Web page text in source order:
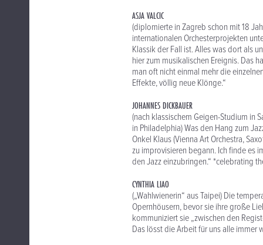
ASJA VALCIC
(diplomierte in Zagreb schon mit 18
internationalen Orchesterprojekten
Klassik der Fall ist. Alles was dort als
hier zum musikalischen Ereignis. Das
man oft nicht einmal mehr die
Effekte, völlig neue Klönge.“
JOHANNES DICKBAUER
(nach klassischem Geigen-Studium in
in Philadelphia) Was den Hang zum
Onkel Klaus (Vienna Art Orchestra,
zu improvisieren begann. Ich finde es
den Jazz einzubringen.“ *celebrating
CYNTHIA LIAO
(„Wahlwienerin“ aus Taipei) Die
Opernhöusern, bevor sie ihre große
kommuniziert sie „zwischen den
Das lösst die Arbeit für uns alle immer